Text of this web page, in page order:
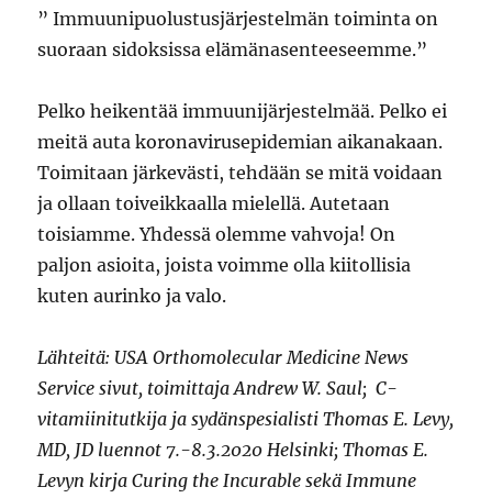
” Immuunipuolustusjärjestelmän toiminta on
suoraan sidoksissa elämänasenteeseemme.”
Pelko heikentää immuunijärjestelmää. Pelko ei
meitä auta koronavirusepidemian aikanakaan.
Toimitaan järkevästi, tehdään se mitä voidaan
ja ollaan toiveikkaalla mielellä. Autetaan
toisiamme. Yhdessä olemme vahvoja! On
paljon asioita, joista voimme olla kiitollisia
kuten aurinko ja valo.
Lähteitä: USA Orthomolecular Medicine News
Service sivut, toimittaja Andrew W. Saul; C-
vitamiinitutkija ja sydänspesialisti Thomas E. Levy,
MD, JD luennot 7.-8.3.2020 Helsinki; Thomas E.
Levyn kirja Curing the Incurable sekä Immune